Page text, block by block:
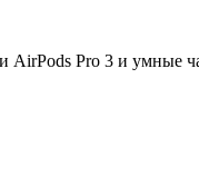
Pro 3 и умные